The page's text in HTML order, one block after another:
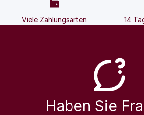
Viele Zahlungsarten 14
Haben Sie